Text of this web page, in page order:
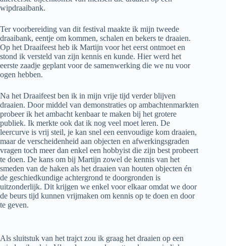
wipdraaibank.
Ter voorbereiding van dit festival maakte ik mijn tweede
draaibank, eentje om kommen, schalen en bekers te draaien.
Op het Draaifeest heb ik Martijn voor het eerst ontmoet en
stond ik versteld van zijn kennis en kunde. Hier werd het
eerste zaadje geplant voor de samenwerking die we nu voor
ogen hebben.
Na het Draaifeest ben ik in mijn vrije tijd verder blijven
draaien. Door middel van demonstraties op ambachtenmarkten
probeer ik het ambacht kenbaar te maken bij het grotere
publiek. Ik merkte ook dat ik nog veel moet leren. De
leercurve is vrij steil, je kan snel een eenvoudige kom draaien,
maar de verscheidenheid aan objecten en afwerkingsgraden
vragen toch meer dan enkel een hobbyist die zijn best probeert
te doen. De kans om bij Martijn zowel de kennis van het
smeden van de haken als het draaien van houten objecten én
de geschiedkundige achtergrond te doorgronden is
uitzonderlijk. Dit krijgen we enkel voor elkaar omdat we door
de beurs tijd kunnen vrijmaken om kennis op te doen en door
te geven.
Als sluitstuk van het trajct zou ik graag het draaien op een